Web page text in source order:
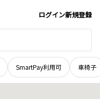
ログイン新規登録
SmartPay利用可 車椅子